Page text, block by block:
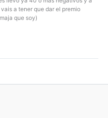
a tener que dar el premio
que soy)